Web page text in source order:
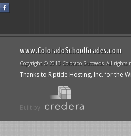
www.ColoradoSchoolGrades.com
Copyright © 2013 Colorado Succeeds. All rights
Thanks to Riptide Hosting, Inc. for the
Built by